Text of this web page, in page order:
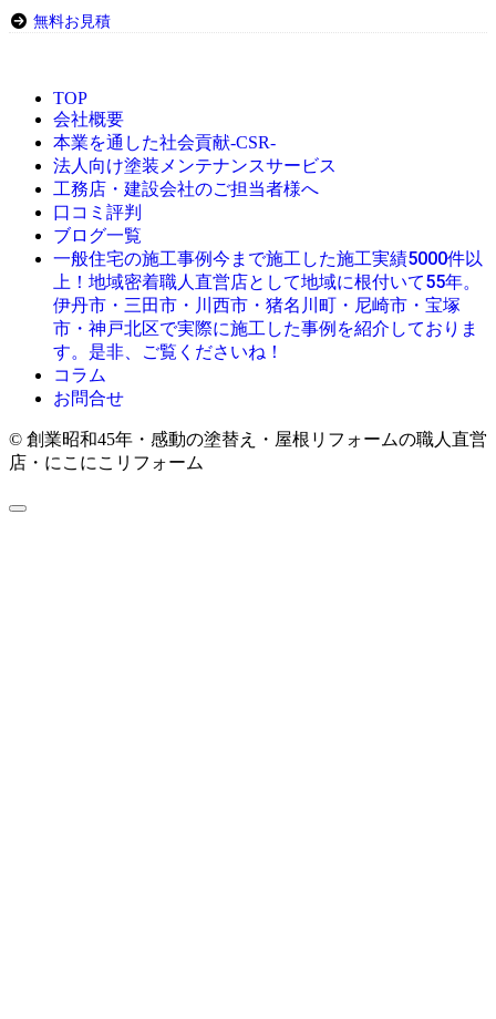
無料お見積
TOP
会社概要
本業を通した社会貢献-CSR-
法人向け塗装メンテナンスサービス
工務店・建設会社のご担当者様へ
口コミ評判
ブログ一覧
一般住宅の施工事例今まで施工した施工実績5000件以
上！地域密着職人直営店として地域に根付いて55年。
伊丹市・三田市・川西市・猪名川町・尼崎市・宝塚
市・神戸北区で実際に施工した事例を紹介しておりま
す。是非、ご覧くださいね！
コラム
お問合せ
© 創業昭和45年・感動の塗替え・屋根リフォームの職人直営
店・にこにこリフォーム